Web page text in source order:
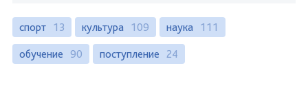
спорт 13 культура 109 наука 111
обучение 90 поступление 24